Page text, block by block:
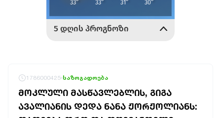
1786000425 საზოგადოება
ᲛᲝᲙᲚᲣᲚᲘ ᲛᲐᲡᲬᲐᲕᲚᲔᲑᲚᲘᲡ, ᲒᲘᲒᲐ
ᲐᲕᲐᲚᲘᲐᲜᲘᲡ ᲓᲔᲓᲐ ᲜᲐᲜᲐ ᲟᲝᲠᲟᲝᲚᲘᲐᲜᲡ: